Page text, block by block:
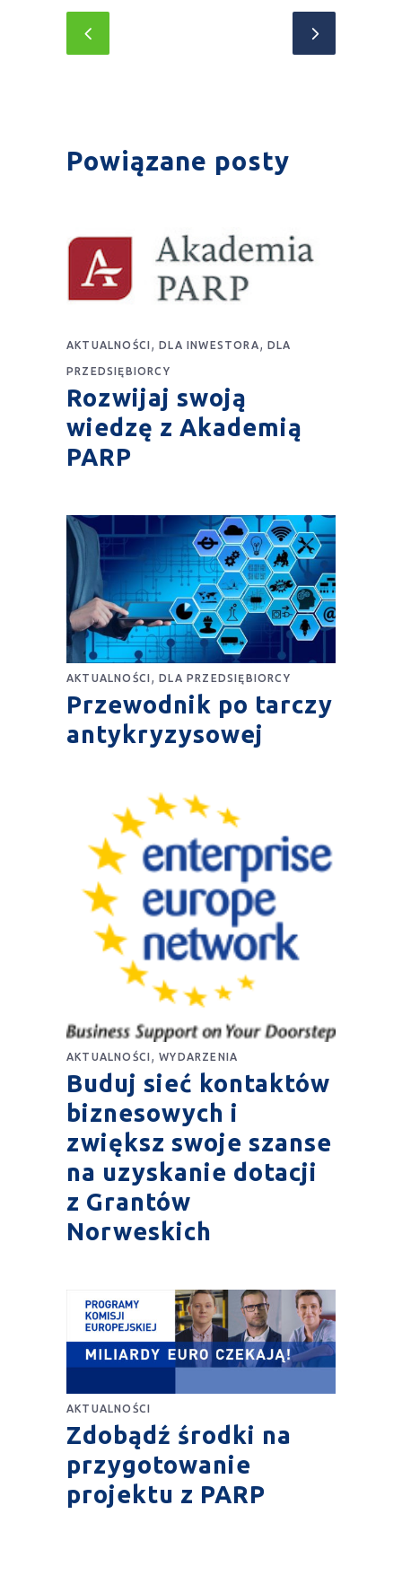
Powiązane posty
AKTUALNOŚCI ,DLA INWESTORA, DLA
PRZEDSIĘBIORCY
Rozwijaj swoją
wiedzę z Akademią
PARP
AKTUALNOŚCI ,DLA PRZEDSIĘBIORCY
Przewodnik po tarczy
antykryzysowej
AKTUALNOŚCI ,WYDARZENIA
Buduj sieć kontaktów
biznesowych i
zwiększ swoje szanse
na uzyskanie dotacji
z Grantów
Norweskich
AKTUALNOŚCI
Zdobądź środki na
przygotowanie
projektu z PARP